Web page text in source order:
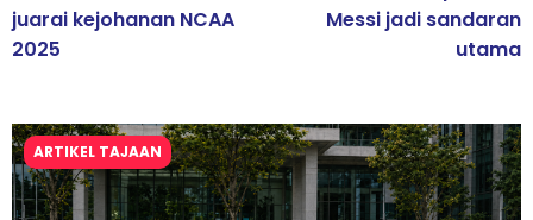
juarai kejohanan NCAA
2025
Messi jadi sandaran
utama
ARTIKEL TAJAAN